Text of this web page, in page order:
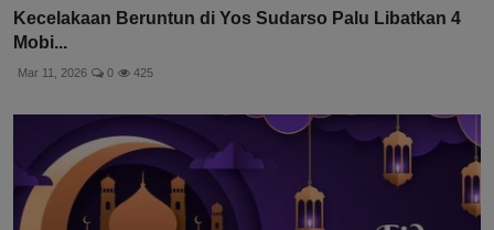
Kecelakaan Beruntun di Yos Sudarso Palu Libatkan 4
Mobi...
Mar 11, 2026 0 425